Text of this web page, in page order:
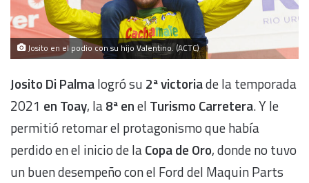
Josito en el podio con su hijo Valentino. (ACTC)
Josito Di Palmalogró su 2ª victoriade la temporada
2021 en Toay, la8ª enel Turismo Carretera. Y le
permitió retomar el protagonismo que había
perdido en el inicio de laCopa de Oro, donde no tuvo
un buen desempeño con el Ford del Maquin Parts